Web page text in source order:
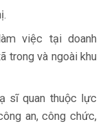
việc tại doanh
trong và ngoài khu
sĩ quan thuộc lực
an, công chức,